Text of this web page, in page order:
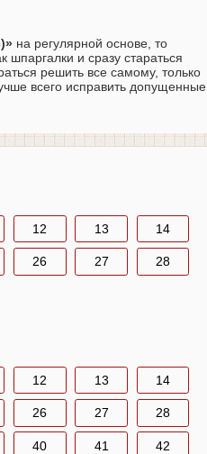
на регулярной основе, то
шпаргалки и сразу стараться
решить все самому, только
всего исправить допущенные
12 13 14
26 27 28
12 13 14
26 27 28
40 41 42